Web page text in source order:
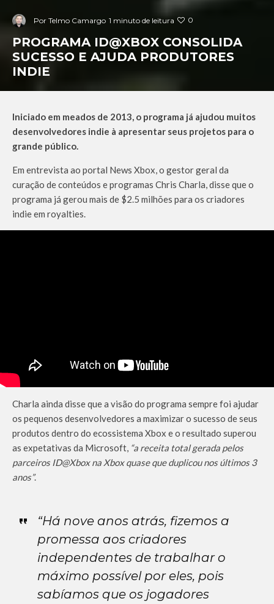
Por Telmo Camargo 1 minuto de leitura 0
PROGRAMA ID@XBOX CONSOLIDA
SUCESSO E AJUDA PRODUTORES
INDIE
Iniciado em meados de 2013, o programa já ajudou muitos
desenvolvedores indie à apresentar seus projetos para o
grande público.
Em entrevista ao portal News Xbox, o gestor geral da
curação de conteúdos e programas Chris Charla, disse que o
programa já gerou mais de $2.5 milhões para os criadores
indie em royalties.
Charla ainda disse que a visão do programa sempre foi ajudar
os pequenos desenvolvedores a maximizar o sucesso de seus
produtos dentro do ecossistema Xbox e o resultado superou
as expetativas da Microsoft, “a receita total gerada pelos
parceiros ID@Xbox na Xbox quase que duplicou nos últimos 3
anos”.
“Há nove anos atrás, fizemos a
promessa aos criadores
independentes de trabalhar o
máximo possível por eles, pois
sabíamos que os jogadores